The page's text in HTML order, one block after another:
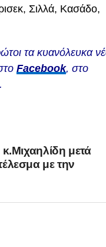
Σιλλά, Κασάδο,
τα κυανόλευκα
Facebook, στο
μετά
με την